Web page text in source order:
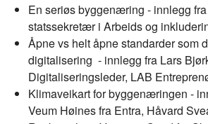
En seriøs byggenæring - innlegg
statssekretær i Arbeids og
Åpne vs helt åpne standarder som
digitalisering - innlegg fra Lars
Digitaliseringsleder, LAB
Klimaveikart for byggenæringen -
Veum Høines fra Entra, Håvard